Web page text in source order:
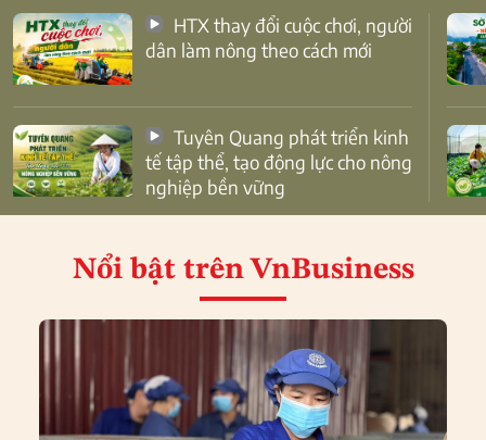
dân làm nông theo cách mới
tế tập thể, tạo động lực cho nông
nghiệp bền vững
Nổi bật trên VnBusiness